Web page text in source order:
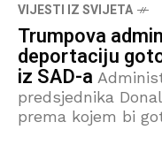
VIJESTI IZ SVIJETA
Trumpova
deportaciju
iz SAD-a
predsjednika
prema kojem bi